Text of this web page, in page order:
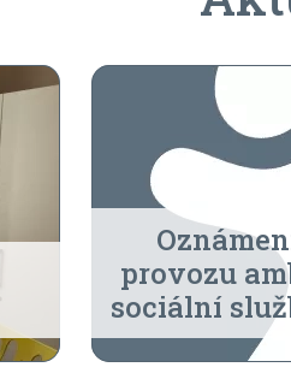
provozu
sociální